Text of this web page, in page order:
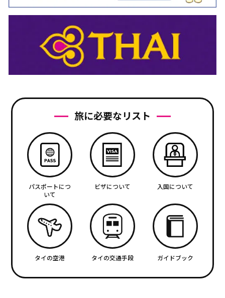
旅に必要なリスト
パスポートにつ
いて
ビザについて 入国について
タイの空港 タイの交通手段 ガイドブック